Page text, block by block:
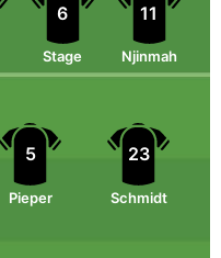
6
Stage
11
Njinmah
5
Pieper
23
Schmidt